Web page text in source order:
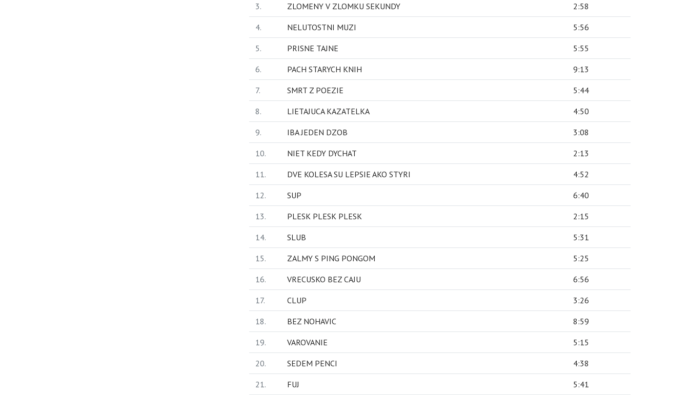
3. ZLOMENY V ZLOMKU SEKUNDY 2:58
4. NELUTOSTNI MUZI 5:56
5. PRISNE TAJNE 5:55
6. PACH STARYCH KNIH 9:13
7. SMRT Z POEZIE 5:44
8. LIETAJUCA KAZATELKA 4:50
9. IBA JEDEN DZOB 3:08
10. NIET KEDY DYCHAT 2:13
11. DVE KOLESA SU LEPSIE AKO STYRI 4:52
12. SUP 6:40
13. PLESK PLESK PLESK 2:15
14. SLUB 5:31
15. ZALMY S PING PONGOM 5:25
16. VRECUSKO BEZ CAJU 6:56
17. CLUP 3:26
18. BEZ NOHAVIC 8:59
19. VAROVANIE 5:15
20. SEDEM PENCI 4:38
21. FUJ 5:41